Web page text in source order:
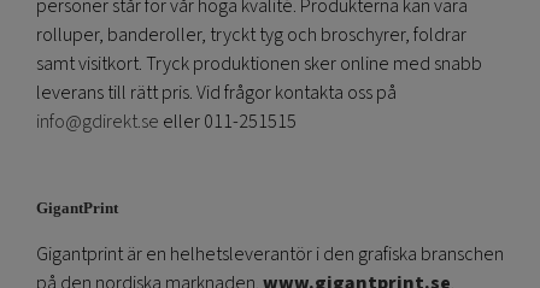
personer står för vår höga kvalité. Produkterna kan vara
rolluper, banderoller, tryckt tyg och broschyrer, foldrar
samt visitkort. Tryck produktionen sker online med snabb
leverans till rätt pris. Vid frågor kontakta oss på
info@gdirekt.se eller 011-251515
GigantPrint
Gigantprint är en helhetsleverantör i den grafiska branschen